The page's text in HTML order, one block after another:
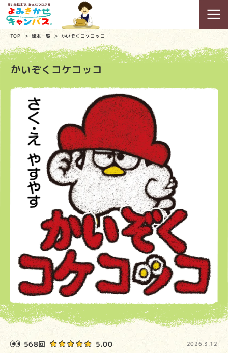
TOP 絵本一覧 かいぞくコケコッコ
かいぞくコケコッコ
568回 5.00 2026.3.12